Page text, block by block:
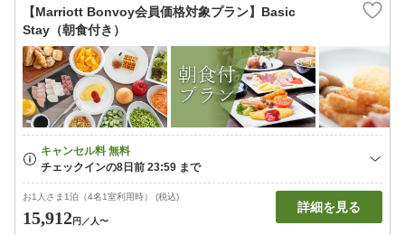
【Marriott Bonvoy会員価格対象プラン】Basic
Stay（朝食付き）
お1人さま1泊（4名1室利用時） (税込)
15,912円 ／人〜
詳細を見る